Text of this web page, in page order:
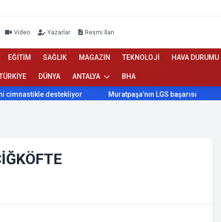
Video Yazarlar Resmi İlan
EĞİTİM SAĞLIK MAGAZİN TEKNOLOJİ HAVA DURUMU
DÜNYA ANTALYA BHA
destekliyor Muratpaşa’nın LGS başarısı